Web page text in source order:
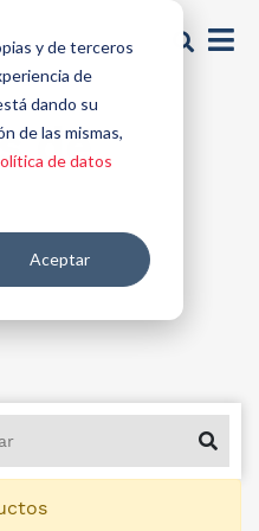
y de terceros
de
dando su
de las mismas,
de datos
Aceptar
de